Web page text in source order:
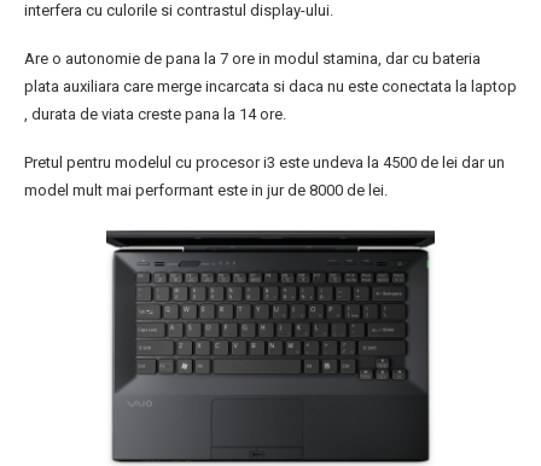
interfera cu culorile si contrastul display-ului.
Are o autonomie de pana la 7 ore in modul stamina, dar cu bateria
plata auxiliara care merge incarcata si daca nu este conectata la laptop
, durata de viata creste pana la 14 ore.
Pretul pentru modelul cu procesor i3 este undeva la 4500 de lei dar un
model mult mai performant este in jur de 8000 de lei.